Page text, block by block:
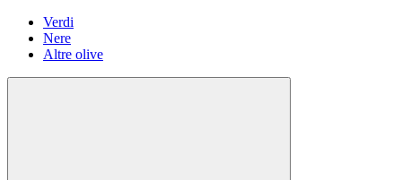
Verdi
Nere
Altre olive